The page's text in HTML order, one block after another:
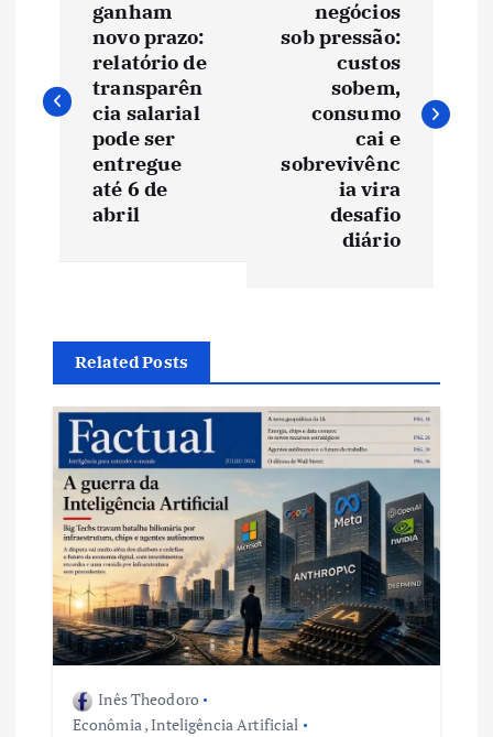
v
e
ã
o
d
P
o
s
ganham
novo prazo:
relatório de
transparên
cia salarial
pode ser
entregue
até 6 de
abril
negócios
sob pressão:
custos
sobem,
consumo
cai e
sobrevivênc
ia vira
desafio
diário
Related Posts
Inês Theodoro
Econômia,Inteligência Artificial